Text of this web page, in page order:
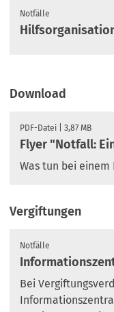
Notfälle
Download
PDF-Datei 3,87 MB
Flyer "Notfall:
Was tun bei
Vergiftungen
Notfälle
Bei